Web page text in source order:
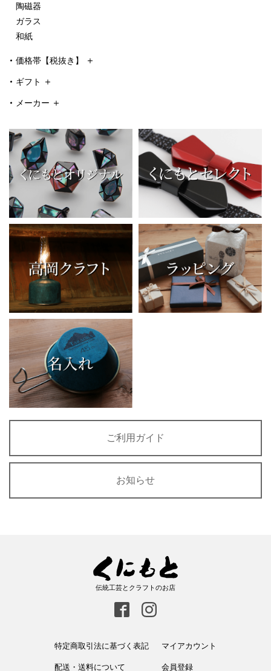
陶磁器
ガラス
和紙
価格帯【税抜き】
ギフト
メーカー
ご利用ガイド
お知らせ
伝統工芸とクラフトのお店
特定商取引法に基づく表記
配送・送料について
マイアカウント
会員登録